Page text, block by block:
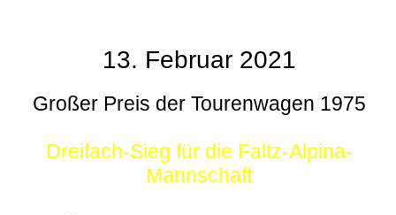
13. Februar 2021
Großer Preis der Tourenwagen 1975
Dreifach-Sieg für die Faltz-Alpina-
Mannschaft